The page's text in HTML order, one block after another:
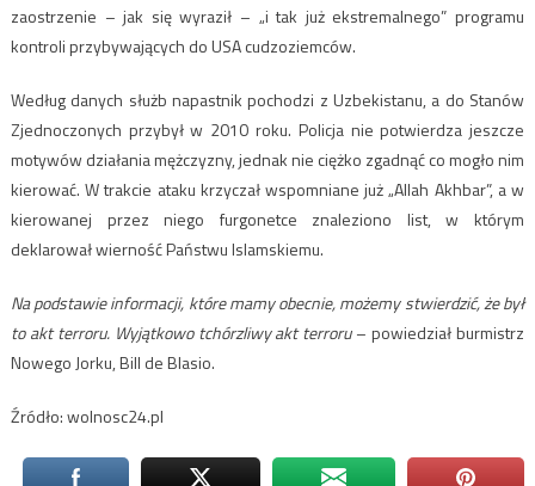
zaostrzenie – jak się wyraził – „i tak już ekstremalnego” programu
kontroli przybywających do USA cudzoziemców.
Według danych służb napastnik pochodzi z Uzbekistanu, a do Stanów
Zjednoczonych przybył w 2010 roku. Policja nie potwierdza jeszcze
motywów działania mężczyzny, jednak nie ciężko zgadnąć co mogło nim
kierować. W trakcie ataku krzyczał wspomniane już „Allah Akhbar”, a w
kierowanej przez niego furgonetce znaleziono list, w którym
deklarował wierność Państwu Islamskiemu.
Na podstawie informacji, które mamy obecnie, możemy stwierdzić, że był
to akt terroru. Wyjątkowo tchórzliwy akt terroru– powiedział burmistrz
Nowego Jorku, Bill de Blasio.
Źródło: wolnosc24.pl